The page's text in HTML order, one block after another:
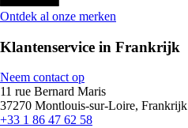
Ontdek al onze merken
Klantenservice in Frankrijk
Neem contact op
11 rue Bernard Maris
37270 Montlouis-sur-Loire, Frankrijk
+33 1 86 47 62 58